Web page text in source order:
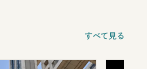
すべて見る